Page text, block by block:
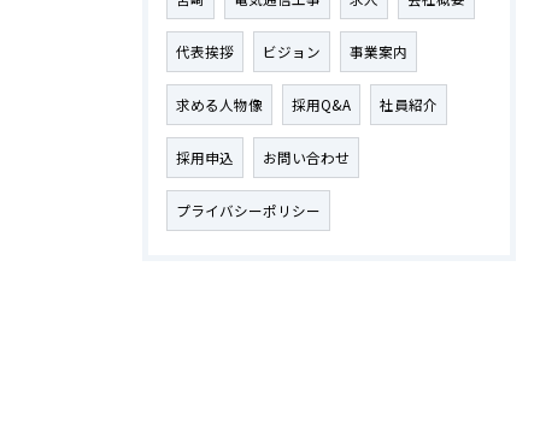
代表挨拶 ビジョン 事業案内
求める人物像 採用Q&A 社員紹介
採用申込 お問い合わせ
プライバシーポリシー